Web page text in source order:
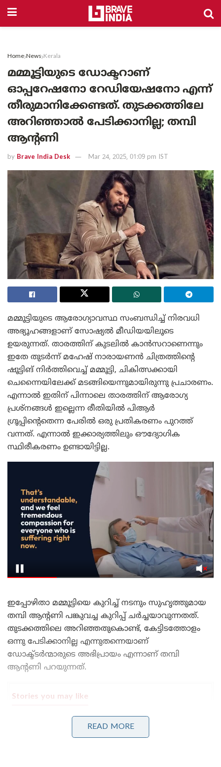
Home News Kerala
മമ്മൂട്ടിയുടെ ഡോക്ടറാണ്
ഓപ്പറേഷനോ റേഡിയേഷനോ എന്ന്
തീരുമാനിക്കേണ്ടത്. തുടക്കത്തിലേ
അറിഞ്ഞാൽ പേടിക്കാനില്ല; തമ്പി
ആന്റണി
by Brave India Desk Mar 24, 2025, 01:09 pm IST
മമ്മൂട്ടിയുടെ ആരോഗ്യാവസ്ഥ സംബന്ധിച്ച് നിരവധി
അഭ്യൂഹങ്ങളാണ് സോഷ്യൽ മീഡിയയിലൂടെ
ഉയരുന്നത്. താരത്തിന് കുടലിൽ കാൻസറാണെന്നും
ഇതേ തുടർന്ന് മഹേഷ് നാരായണൻ ചിത്രത്തിന്റെ
ഷൂട്ടിങ് നിർത്തിവെച്ച് മമ്മൂട്ടി, ചികിത്സക്കായി
ചെന്നൈയിലേക്ക് മടങ്ങിയെന്നുമായിരുന്നു പ്രചാരണം.
എന്നാൽ ഇതിന് പിന്നാലെ താരത്തിന് ആരോഗ്യ
പ്രശ്‌നങ്ങൾ ഇല്ലെന്ന രീതിയിൽ പിആർ
ഗ്രൂപ്പിന്റെതെന്ന പേരിൽ ഒരു പ്രതികരണം പുറത്ത്
വന്നത്. എന്നാൽ ഇക്കാര്യത്തിലും ഔദ്യോഗിക
സ്ഥിരീകരണം ഉണ്ടായിട്ടില്ല.
ഇപ്പോഴിതാ മമ്മൂട്ടിയെ കുറിച്ച് നടനും സുഹൃത്തുമായ
തമ്പി ആന്റണി പങ്കുവച്ച കുറിപ്പ് ചർച്ചയാവുന്നതത്.
തുടക്കത്തിലെ അറിഞ്ഞതുകൊണ്ട്, കേട്ടിടത്തോളം
ഒന്നു പേടിക്കാനില്ല എന്നുതന്നെയാണ്
ഡോക്ട്ടർന്മാരുടെ അഭിപ്രായം എന്നാണ് തമ്പി
ആന്റണി പറയുന്നത്.
Stories you may like
‘സവർക്കറുടെ മാപ്പപേക്ഷ തെളിയിക്കാമോ?
തെളിയിച്ചാൽ ഒരു ലക്ഷം രൂപ!’; സോഷ്യൽ
മീഡിയയിൽ ചരിത്ര വെല്ലുവിളിയുമായി യുവാവ്
READ MORE